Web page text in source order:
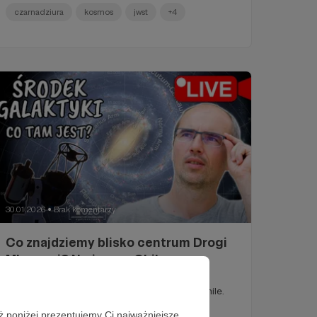
poniżej prezentujemy Ci najważniejsze
czarnadziura kosmos jwst +4
30.01.2026 ● Brak komentarzy
Co znajdziemy blisko centrum Drogi
Mlecznej? Na żywo z Chile przez
Wyjątkowe obserwacje kosmosu na żywo z Chile.